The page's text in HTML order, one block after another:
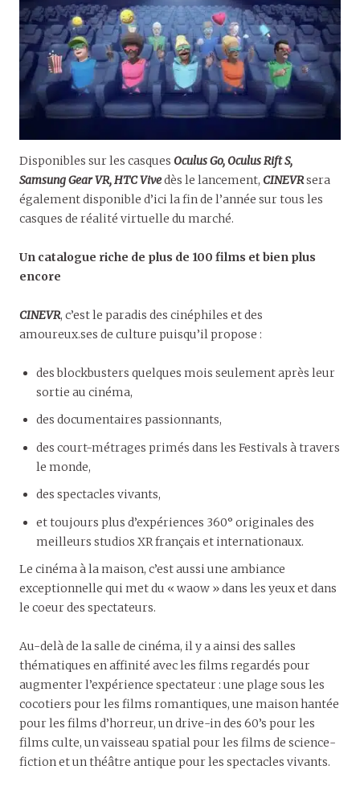
Disponibles sur les casques Oculus Go, Oculus Rift S,
Samsung Gear VR, HTC Vivedès le lancement, CINEVRsera
également disponible d’ici la fin de l’année sur tous les
casques de réalité virtuelle du marché.
Un catalogue riche de plus de 100 films et bien plus
encore
CINEVR, c’est le paradis des cinéphiles et des
amoureux.ses de culture puisqu’il propose :
des blockbusters quelques mois seulement après leur
sortie au cinéma,
des documentaires passionnants,
des court-métrages primés dans les Festivals à travers
le monde,
des spectacles vivants,
et toujours plus d’expériences 360° originales des
meilleurs studios XR français et internationaux.
Le cinéma à la maison, c’est aussi une ambiance
exceptionnelle qui met du « waow » dans les yeux et dans
le coeur des spectateurs.
Au-delà de la salle de cinéma, il y a ainsi des salles
thématiques en affinité avec les films regardés pour
augmenter l’expérience spectateur : une plage sous les
cocotiers pour les films romantiques, une maison hantée
pour les films d’horreur, un drive-in des 60’s pour les
films culte, un vaisseau spatial pour les films de science-
fiction et un théâtre antique pour les spectacles vivants.